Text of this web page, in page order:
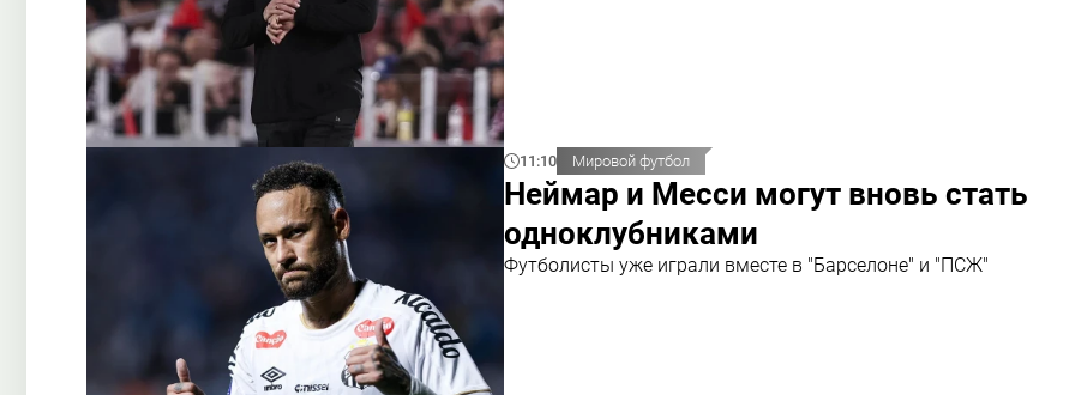
11:10 Мировой футбол
Неймар и Месси могут вновь стать
одноклубниками
Футболисты уже играли вместе в "Барселоне" и "ПСЖ"